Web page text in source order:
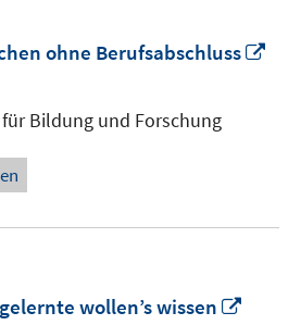
ohne Berufsabschluss
Bildung und Forschung
wollen’s wissen